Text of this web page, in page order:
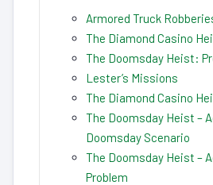
Armored Truck
The Diamond Casino
The Doomsday Heist:
Lester’s Missions
The Diamond Casino
The Doomsday Heist –
Doomsday Scenario
The Doomsday Heist –
Problem